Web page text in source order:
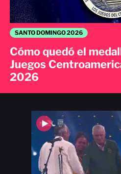
SANTO DOMINGO 2026
Cómo quedó el
Juegos
2026